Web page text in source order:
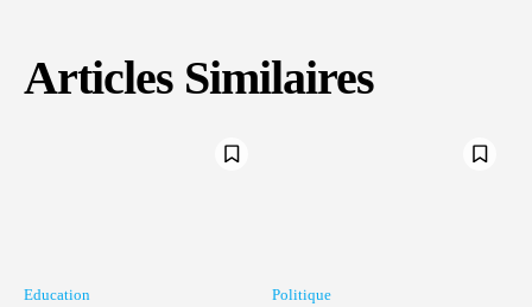
Articles Similaires
Education Politique